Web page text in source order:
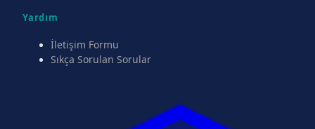
Yardım
İletişim Formu
Sıkça Sorulan Sorular